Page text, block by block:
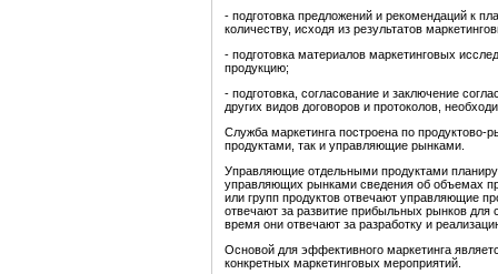
- подготовка предложений и рекомендаций к
количеству, исходя из результатов
- подготовка материалов маркетинговых
продукцию;
- подготовка, согласование и заключение
других видов договоров и протоколов,
Служба маркетинга построена по
продуктами, так и управляющие рынками.
Управляющие отдельными продуктами
управляющих рынками сведения об объемах
или групп продуктов отвечают управляющие
отвечают за развитие прибыльных рынков
время они отвечают за разработку и
Основой для эффективного маркетинга
конкретных маркетинговых мероприятий.